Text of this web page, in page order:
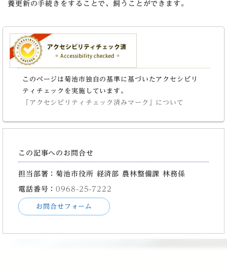
養更新の手続きをすることで、飼うことができます。
このページは菊池市独自の基準に基づいたアクセシビリ
ティチェックを実施しています。
「アクセシビリティチェック済みマーク」について
この記事へのお問合せ
担当部署：菊池市役所 経済部 農林整備課 林務係
電話番号：0968-25-7222
お問合せフォーム